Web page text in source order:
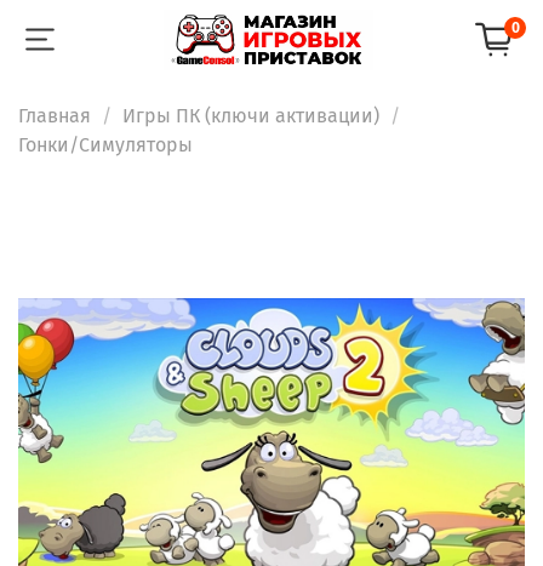
0
Главная
Игры ПК (ключи активации)
Гонки/Симуляторы